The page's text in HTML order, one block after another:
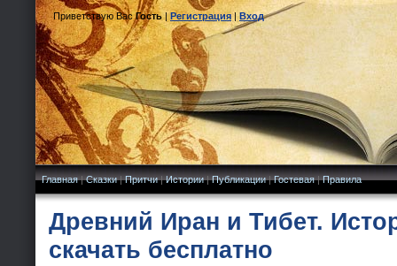
Приветствую Вас Гость|Регистрация|Вход
Главная|Сказки|Притчи|Истории|Публикации|Гостевая|Правила
Древний Иран и Тибет.
скачать бесплатно